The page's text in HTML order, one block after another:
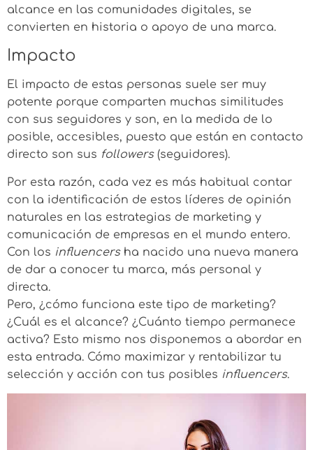
alcance en las comunidades digitales, se
convierten en historia o apoyo de una marca.
Impacto
El impacto de estas personas suele ser muy
potente porque comparten muchas similitudes
con sus seguidores y son, en la medida de lo
posible, accesibles, puesto que están en contacto
directo son sus followers(seguidores).
Por esta razón, cada vez es más habitual contar
con la identificación de estos líderes de opinión
naturales en las estrategias de marketing y
comunicación de empresas en el mundo entero.
Con los influencersha nacido una nueva manera
de dar a conocer tu marca, más personal y
directa.
Pero, ¿cómo funciona este tipo de marketing?
¿Cuál es el alcance? ¿Cuánto tiempo permanece
activa? Esto mismo nos disponemos a abordar en
esta entrada. Cómo maximizar y rentabilizar tu
selección y acción con tus posibles influencers.